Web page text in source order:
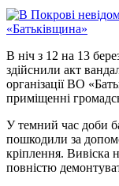
В ніч з 12 на 13
здійснили акт
організації ВО
приміщенні
У темний час доби
пошкодили за
кріплення. Вивіска
повністю